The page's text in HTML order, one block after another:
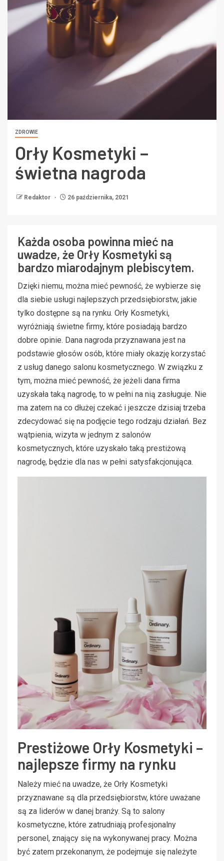
ZDROWIE
Orły Kosmetyki –
świetna nagroda
Redaktor 26 października, 2021
Każda osoba powinna mieć na
uwadze, że Orły Kosmetyki są
bardzo miarodajnym plebiscytem.
Dzięki niemu, można mieć pewność, że wybierze się
dla siebie usługi najlepszych przedsiębiorstw, jakie
tylko dostępne są na rynku. Orły Kosmetyki,
wyróżniają świetne firmy, które posiadają bardzo
dobre opinie. Dana nagroda przyznawana jest na
podstawie głosów osób, które miały okazję korzystać
z usług danego salonu kosmetycznego. W związku z
tym, można mieć pewność, że jeżeli dana firma
uzyskała taką nagrodę, to w pełni na nią zasługuje. Nie
ma zatem na co dłużej czekać i jeszcze dzisiaj trzeba
zdecydować się na podjęcie tego rodzaju działań. Bez
wątpienia, wizyta w jednym z salonów
kosmetycznych, które uzyskało taką prestiżową
nagrodę, będzie dla nas w pełni satysfakcjonująca.
Prestiżowe Orły Kosmetyki –
najlepsze firmy na rynku
Należy mieć na uwadze, że Orły Kosmetyki
przyznawane są dla przedsiębiorstw, które uważane
są za liderów w danej branży. Są to salony
kosmetyczne, które zatrudniają profesjonalny
personel, znający się na wykonywanej pracy. Można
być zatem przekonanym, że podejmuje się należyte